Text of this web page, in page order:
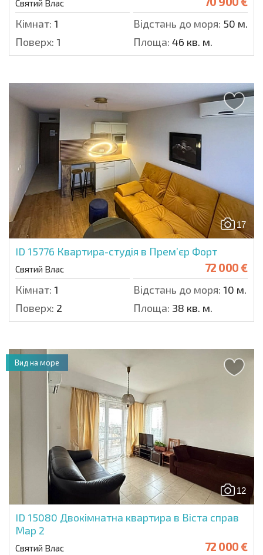
Святий Влас
Кімнат: 1 Відстань до моря: 50 м.
Поверх: 1 Площа: 46 кв. м.
17
ID 15776 Квартира-студія в Прем’єр Форт
Святий Влас 72 000 €
Кімнат: 1 Відстань до моря: 10 м.
Поверх: 2 Площа: 38 кв. м.
12
ID 15080 Двокімнатна квартира в Віста справ
Мар 2
Святий Влас 72 000 €
Вид на море